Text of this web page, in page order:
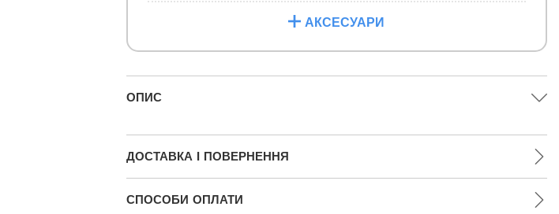
АКСЕСУАРИ
ОПИС
ДОСТАВКА І ПОВЕРНЕННЯ
СПОСОБИ ОПЛАТИ